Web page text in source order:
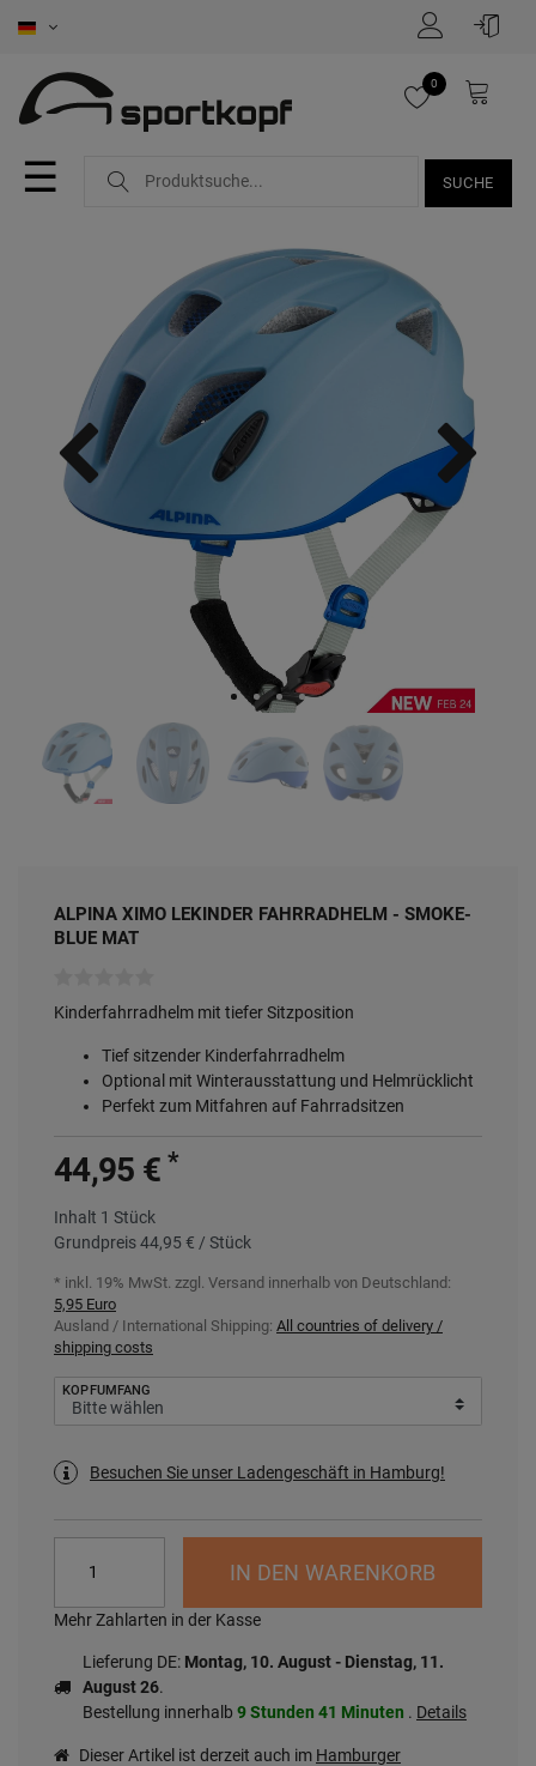
☰ SUCHE
0
ALPINA XIMO LEKINDER FAHRRADHELM - SMOKE-
BLUE MAT
Kinderfahrradhelm mit tiefer Sitzposition
Tief sitzender Kinderfahrradhelm
Optional mit Winterausstattung und Helmrücklicht
Perfekt zum Mitfahren auf Fahrradsitzen
44,95 €*
Inhalt 1 Stück
Grundpreis44,95 € / Stück
* inkl. 19% MwSt. zzgl. Versand innerhalb von Deutschland:
5,95 Euro
Ausland / International Shipping: All countries of delivery /
shipping costs
KOPFUMFANG
Besuchen Sie unser Ladengeschäft in Hamburg!
IN DEN WARENKORB
Mehr Zahlarten in der Kasse
Lieferung DE: Montag, 10. August - Dienstag, 11.
August 26.
Bestellung innerhalb 9 Stunden 41 Minuten . Details
Dieser Artikel ist derzeit auch im Hamburger